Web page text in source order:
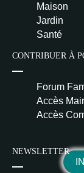
Maison
Jardin
Santé
CONTRIBUER À
Forum
Accès
Accès
NEWSLETTER